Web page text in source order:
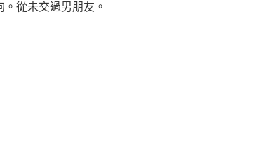
從未交過男朋友。